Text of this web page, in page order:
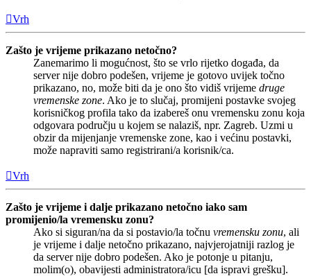
Vrh
Zašto je vrijeme prikazano netočno?
Zanemarimo li mogućnost, što se vrlo rijetko događa, da
server nije dobro podešen, vrijeme je gotovo uvijek točno
prikazano, no, može biti da je ono što vidiš vrijeme druge
vremenske zone. Ako je to slučaj, promijeni postavke svojeg
korisničkog profila tako da izabereš onu vremensku zonu koja
odgovara području u kojem se nalaziš, npr. Zagreb. Uzmi u
obzir da mijenjanje vremenske zone, kao i većinu postavki,
može napraviti samo registrirani/a korisnik/ca.
Vrh
Zašto je vrijeme i dalje prikazano netočno iako sam
promijenio/la vremensku zonu?
Ako si siguran/na da si postavio/la točnu vremensku zonu, ali
je vrijeme i dalje netočno prikazano, najvjerojatniji razlog je
da server nije dobro podešen. Ako je potonje u pitanju,
molim(o), obavijesti administratora/icu [da ispravi grešku].